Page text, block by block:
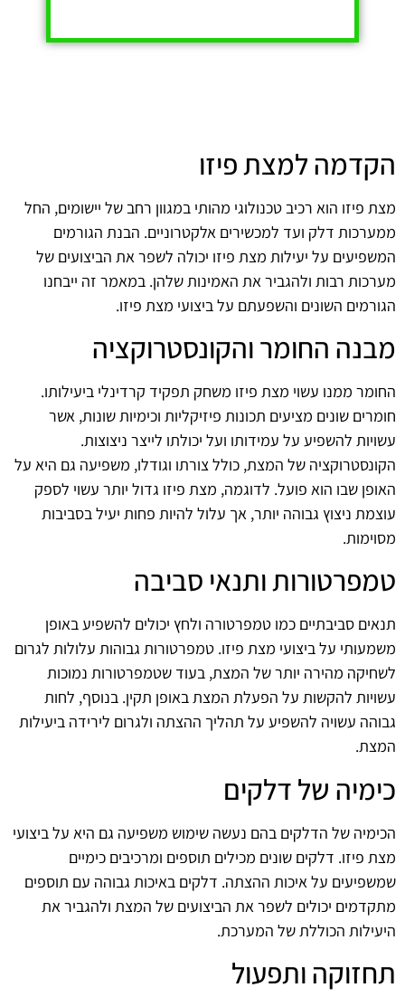
הקדמה למצת פיזו
מצת פיזו הוא רכיב טכנולוגי מהותי במגוון רחב של יישומים, החל
ממערכות דלק ועד למכשירים אלקטרוניים. הבנת הגורמים
המשפיעים על יעילות מצת פיזו יכולה לשפר את הביצועים של
מערכות רבות ולהגביר את האמינות שלהן. במאמר זה ייבחנו
הגורמים השונים והשפעתם על ביצועי מצת פיזו.
מבנה החומר והקונסטרוקציה
החומר ממנו עשוי מצת פיזו משחק תפקיד קרדינלי ביעילותו.
חומרים שונים מציעים תכונות פיזיקליות וכימיות שונות, אשר
עשויות להשפיע על עמידותו ועל יכולתו לייצר ניצוצות.
הקונסטרוקציה של המצת, כולל צורתו וגודלו, משפיעה גם היא על
האופן שבו הוא פועל. לדוגמה, מצת פיזו גדול יותר עשוי לספק
עוצמת ניצוץ גבוהה יותר, אך עלול להיות פחות יעיל בסביבות
מסוימות.
טמפרטורות ותנאי סביבה
תנאים סביבתיים כמו טמפרטורה ולחץ יכולים להשפיע באופן
משמעותי על ביצועי מצת פיזו. טמפרטורות גבוהות עלולות לגרום
לשחיקה מהירה יותר של המצת, בעוד שטמפרטורות נמוכות
עשויות להקשות על הפעלת המצת באופן תקין. בנוסף, לחות
גבוהה עשויה להשפיע על תהליך ההצתה ולגרום לירידה ביעילות
המצת.
כימיה של דלקים
הכימיה של הדלקים בהם נעשה שימוש משפיעה גם היא על ביצועי
מצת פיזו. דלקים שונים מכילים תוספים ומרכיבים כימיים
שמשפיעים על איכות ההצתה. דלקים באיכות גבוהה עם תוספים
מתקדמים יכולים לשפר את הביצועים של המצת ולהגביר את
היעילות הכוללת של המערכת.
תחזוקה ותפעול